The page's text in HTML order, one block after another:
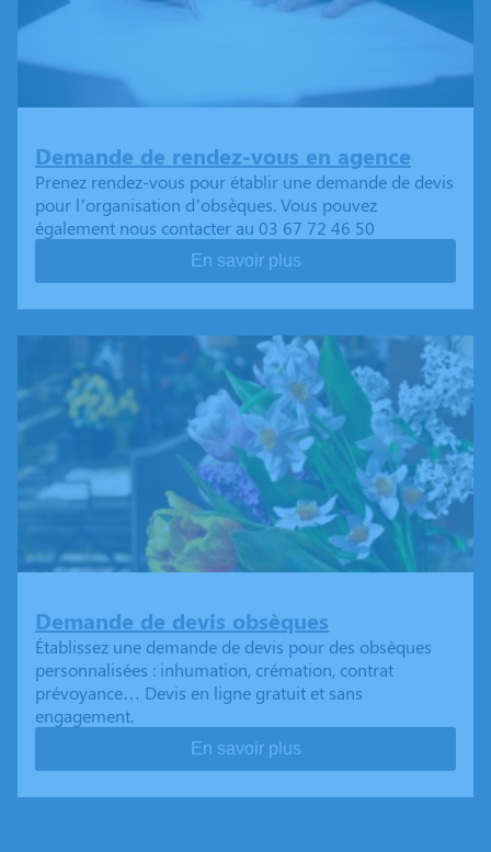
Demande de rendez-vous en agence
Prenez rendez-vous pour établir une demande de devis
pour l’organisation d’obsèques. Vous pouvez
également nous contacter au 03 67 72 46 50
En savoir plus
Demande de devis obsèques
Établissez une demande de devis pour des obsèques
personnalisées : inhumation, crémation, contrat
prévoyance… Devis en ligne gratuit et sans
engagement.
En savoir plus